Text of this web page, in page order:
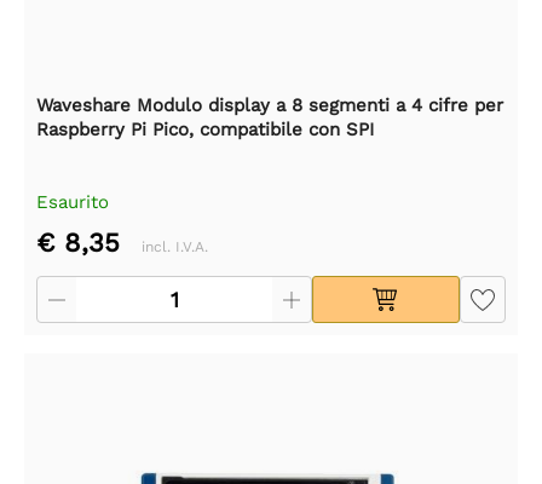
Waveshare Modulo display a 8 segmenti a 4 cifre per
Raspberry Pi Pico, compatibile con SPI
Esaurito
€ 8,35 incl. I.V.A.